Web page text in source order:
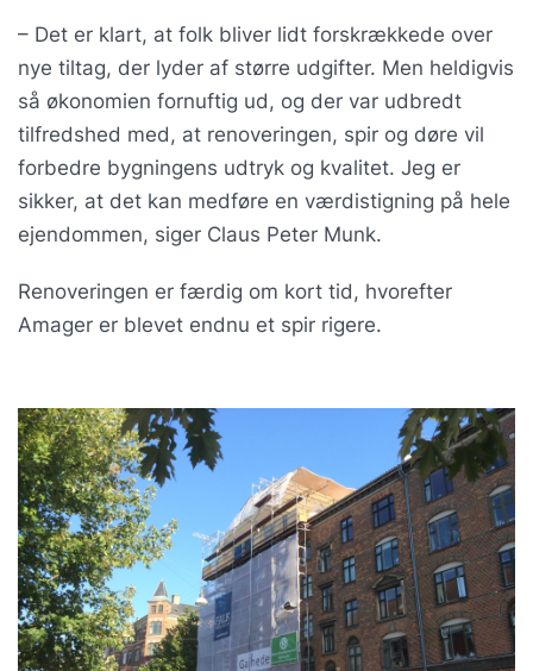
– Det er klart, at folk bliver lidt forskrækkede over
nye tiltag, der lyder af større udgifter. Men heldigvis
så økonomien fornuftig ud, og der var udbredt
tilfredshed med, at renoveringen, spir og døre vil
forbedre bygningens udtryk og kvalitet. Jeg er
sikker, at det kan medføre en værdistigning på hele
ejendommen, siger Claus Peter Munk.
Renoveringen er færdig om kort tid, hvorefter
Amager er blevet endnu et spir rigere.